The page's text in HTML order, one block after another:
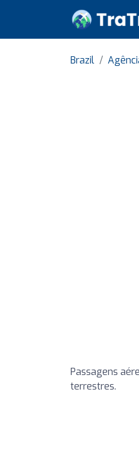
Brazil
Passagens
terrestres.